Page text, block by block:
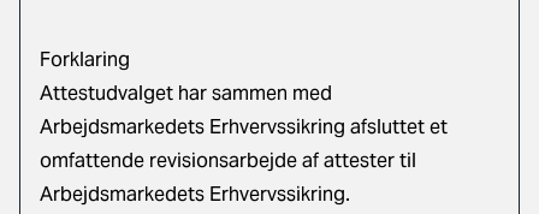
Forklaring
Attestudvalget har sammen med
Arbejdsmarkedets Erhvervssikring afsluttet et
omfattende revisionsarbejde af attester til
Arbejdsmarkedets Erhvervssikring.